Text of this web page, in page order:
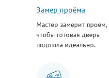
Замер проёма
Мастер замерит проём,
чтобы готовая дверь
подошла идеально.